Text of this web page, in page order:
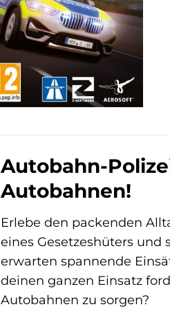
Autobahn-
Autobahnen!
Erlebe den packenden
eines Gesetzeshüters
erwarten spannende
deinen ganzen Einsatz
Autobahnen zu sorgen?